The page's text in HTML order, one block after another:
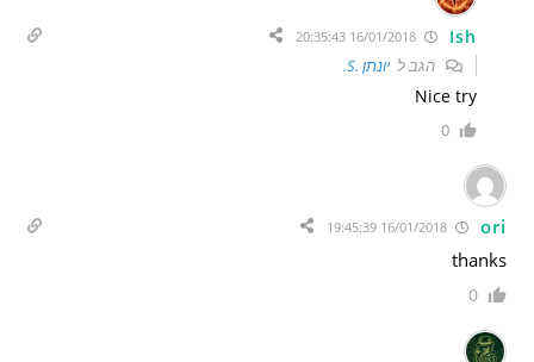
Ish
הגב ליונתן .S.
Nice try
0
ori
thanks
0